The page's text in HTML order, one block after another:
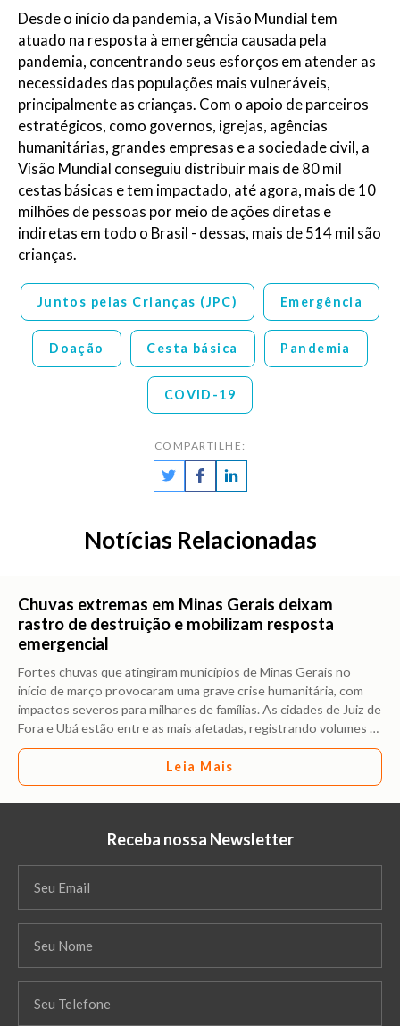
Desde o início da pandemia, a Visão Mundial tem
atuado na resposta à emergência causada pela
pandemia, concentrando seus esforços em atender as
necessidades das populações mais vulneráveis,
principalmente as crianças. Com o apoio de parceiros
estratégicos, como governos, igrejas, agências
humanitárias, grandes empresas e a sociedade civil, a
Visão Mundial conseguiu distribuir mais de 80 mil
cestas básicas e tem impactado, até agora, mais de 10
milhões de pessoas por meio de ações diretas e
indiretas em todo o Brasil - dessas, mais de 514 mil são
crianças.
Juntos pelas Crianças (JPC) Emergência
Doação Cesta básica Pandemia
COVID-19
COMPARTILHE:
Notícias Relacionadas
Chuvas extremas em Minas Gerais deixam
rastro de destruição e mobilizam resposta
emergencial
Fortes chuvas que atingiram municípios de Minas Gerais no
início de março provocaram uma grave crise humanitária, com
impactos severos para milhares de famílias. As cidades de Juiz de
Fora e Ubá estão entre as mais afetadas, registrando volumes …
Leia Mais
Receba nossa Newsletter